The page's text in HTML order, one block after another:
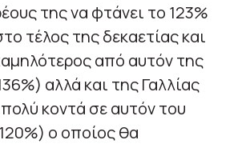
της να φτάνει το 123%
τέλος της δεκαετίας και
από αυτόν της
αλλά και της Γαλλίας
κοντά σε αυτόν του
ο οποίος θα